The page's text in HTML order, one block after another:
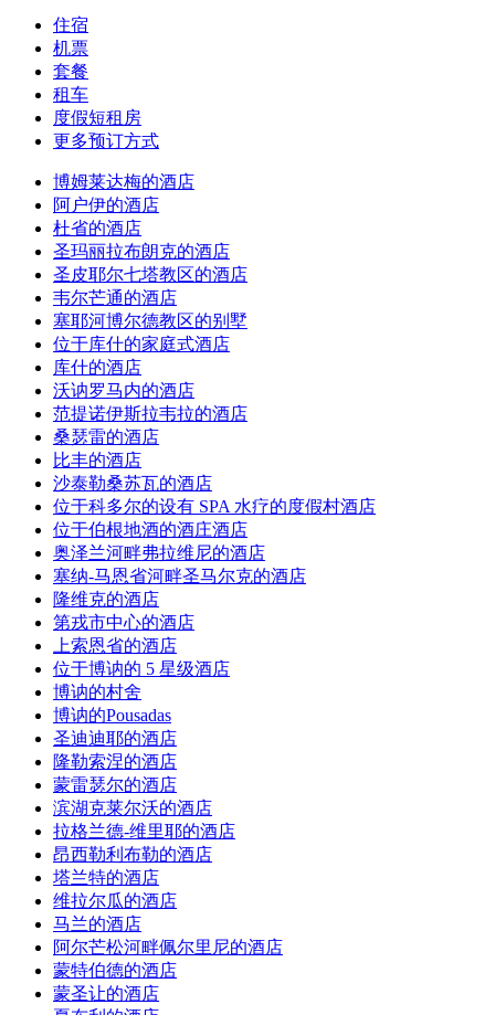
住宿
机票
套餐
租车
度假短租房
更多预订方式
博姆莱达梅的酒店
阿户伊的酒店
杜省的酒店
圣玛丽拉布朗克的酒店
圣皮耶尔七塔教区的酒店
韦尔芒通的酒店
塞耶河博尔德教区的别墅
位于库什的家庭式酒店
库什的酒店
沃讷罗马内的酒店
范提诺伊斯拉韦拉的酒店
桑瑟雷的酒店
比丰的酒店
沙泰勒桑苏瓦的酒店
位于科多尔的设有 SPA 水疗的度假村酒店
位于伯根地酒的酒庄酒店
奥泽兰河畔弗拉维尼的酒店
塞纳-马恩省河畔圣马尔克的酒店
隆维克的酒店
第戎市中心的酒店
上索恩省的酒店
位于博讷的 5 星级酒店
博讷的村舍
博讷的Pousadas
圣迪迪耶的酒店
隆勒索涅的酒店
蒙雷瑟尔的酒店
滨湖克莱尔沃的酒店
拉格兰德-维里耶的酒店
昂西勒利布勒的酒店
塔兰特的酒店
维拉尔瓜的酒店
马兰的酒店
阿尔芒松河畔佩尔里尼的酒店
蒙特伯德的酒店
蒙圣让的酒店